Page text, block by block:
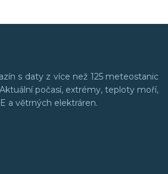
s daty z více než 125 meteostanic
počasí, extrémy, teploty moří,
a větrných elektráren.